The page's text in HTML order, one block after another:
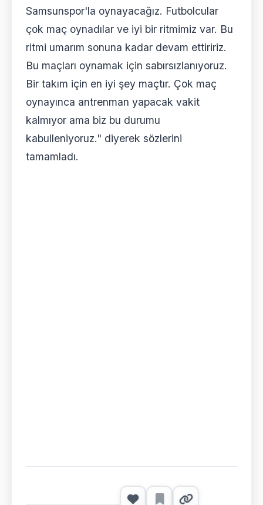
Samsunspor'la oynayacağız. Futbolcular
çok maç oynadılar ve iyi bir ritmimiz var. Bu
ritmi umarım sonuna kadar devam ettiririz.
Bu maçları oynamak için sabırsızlanıyoruz.
Bir takım için en iyi şey maçtır. Çok maç
oynayınca antrenman yapacak vakit
kalmıyor ama biz bu durumu
kabulleniyoruz." diyerek sözlerini
tamamladı.